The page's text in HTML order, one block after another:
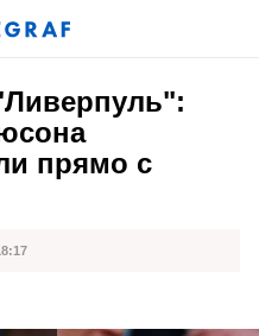
прямо с